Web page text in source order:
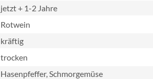
jetzt + 1-2 Jahre
Rotwein
kräftig
trocken
Hasenpfeffer, Schmorgemüse